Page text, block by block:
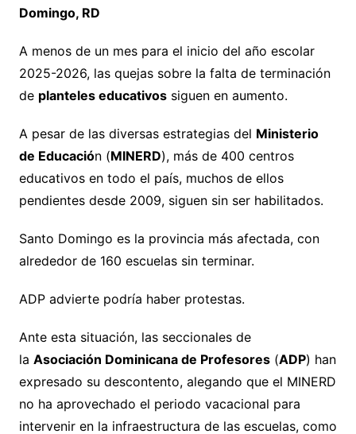
Domingo, RD
A menos de un mes para el inicio del año escolar
2025-2026, las quejas sobre la falta de terminación
de planteles educativossiguen en aumento.
A pesar de las diversas estrategias del Ministerio
de Educación (MINERD), más de 400 centros
educativos en todo el país, muchos de ellos
pendientes desde 2009, siguen sin ser habilitados.
Santo Domingo es la provincia más afectada, con
alrededor de 160 escuelas sin terminar.
ADP advierte podría haber protestas.
Ante esta situación, las seccionales de
la Asociación Dominicana de Profesores(ADP) han
expresado su descontento, alegando que el MINERD
no ha aprovechado el periodo vacacional para
intervenir en la infraestructura de las escuelas, como